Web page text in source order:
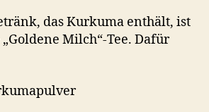
das Kurkuma enthält, ist
Milch“-Tee. Dafür